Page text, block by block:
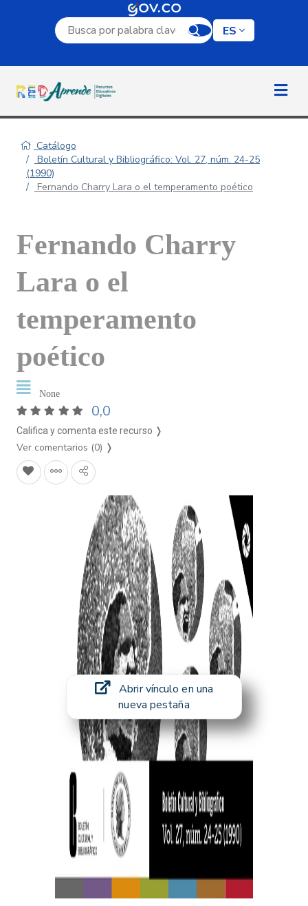
Campo de búsqueda por palabra clave
ES
Catálogo
Boletín Cultural y Bibliográfico: Vol. 27, núm. 24-25
(1990)
Fernando Charry Lara o el temperamento poético
Fernando Charry
Lara o el
temperamento
poético
None
0,0
Califica y comenta este recurso ❭
Ver comentarios (0) ❭
Abrir vínculo en una
nueva pestaña